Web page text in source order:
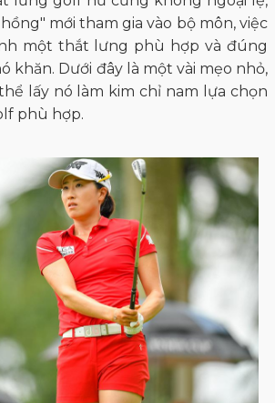
mới tham gia vào bộ môn, việc
một thắt lưng phù hợp và đúng
khăn. Dưới đây là một vài mẹo nhỏ,
lấy nó làm kim chỉ nam lựa chọn
phù hợp.